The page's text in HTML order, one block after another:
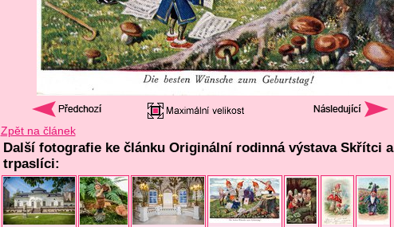
Zpět na článek
Další fotografie ke článku Originální rodinná výstava Skřítci a
trpaslíci: